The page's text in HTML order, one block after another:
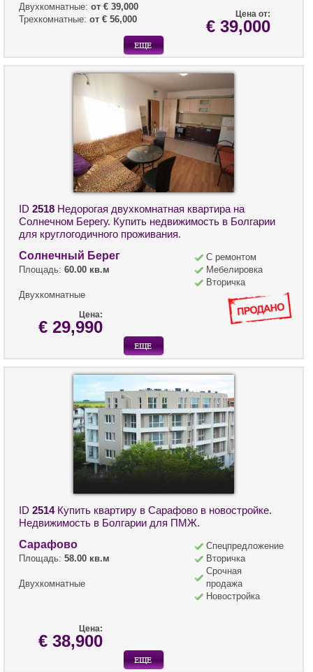
Двухкомнатные: от € 39,000
Трехкомнатные: от € 56,000 Цена от:
€ 39,000
ID 2518 Недорогая двухкомнатная квартира на
Солнечном Берегу. Купить недвижимость в Болгарии
для круглогодичного проживания.
Солнечный Берег
Площадь: 60.00 кв.м
Двухкомнатные
С ремонтом
Мебелировка
Вторичка
Цена:
€ 29,990
ID 2514Купить квартиру в Сарафово в новостройке.
Недвижимость в Болгарии для ПМЖ.
Сарафово
Площадь: 58.00 кв.м
Двухкомнатные
Спецпредложение
Вторичка
Срочная
продажа
Новостройка
Цена:
€ 38,900